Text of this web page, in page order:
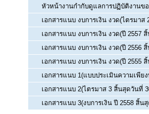
หัวหน้างานกำกับดูแลการปฏิบัติงานขอ
เอกสารแนบ งบการเงิน งวด(ไตรมา
เอกสารแนบ งบการเงิน งวด(ปี 2557
เอกสารแนบ งบการเงิน งวด(ปี 2556
เอกสารแนบ งบการเงิน งวด(ปี 2555
เอกสารแนบ 1(แบบประเมินความเพี
เอกสารแนบ 2(ไตรมาส 3 สิ้นสุดวันที่
เอกสารแนบ 3(งบการเงิน ปี 2558 สิ้น